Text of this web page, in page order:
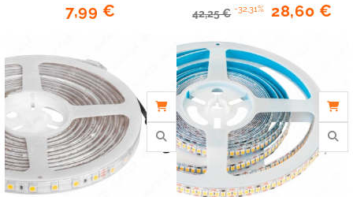
7,99 € 42,25 € -32,31% 28,60 €